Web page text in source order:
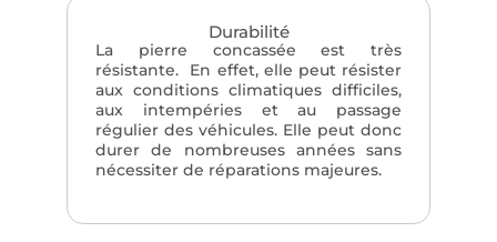
Durabilité
La pierre concassée est très
résistante. En effet, elle peut résister
aux conditions climatiques difficiles,
aux intempéries et au passage
régulier des véhicules. Elle peut donc
durer de nombreuses années sans
nécessiter de réparations majeures.